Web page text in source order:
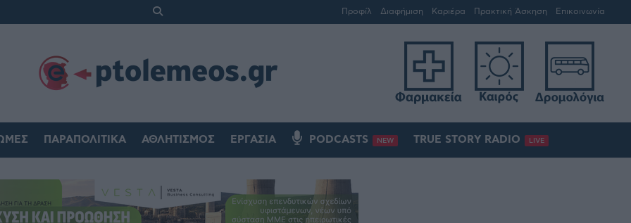
Προφίλ Διαφήμιση Καριέρα Πρακτική Άσκηση Επικοινωνία
ΠΑΡΑΠΟΛΙΤΙΚΆ ΑΘΛΗΤΙΣΜΌΣ ΕΡΓΑΣΊΑ PODCASTS NEW TRUE STORY RADIO LIVE